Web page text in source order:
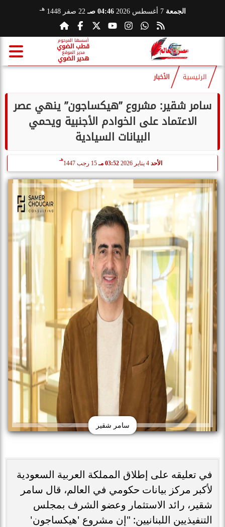
الجمعة 7 أغسطس 2026 04:46 صـ 22 صفر 1448 هـ
أسسها المرحوم
قطب الضوي
مدير الموقع
هدير الضوي
الرئيسية الأخبار
سامر شقير: مشروع ”هيكساجون” ينهي عصر
الاعتماد على الخوادم الأجنبية ويحمي
البيانات السيادية
الأحد 4 يناير 2026 03:52 مـ 15 رجب 1447
هـ
سامر شقير
في تعليقه على إطلاق المملكة العربية السعودية
لأكبر مركز بيانات حكومي في العالم، قال سامر
شقير، رائد الاستثمار وعضو الشرف بمجلس
التنفيذيين اللبنانيين: "إن مشروع 'هيكساجون'